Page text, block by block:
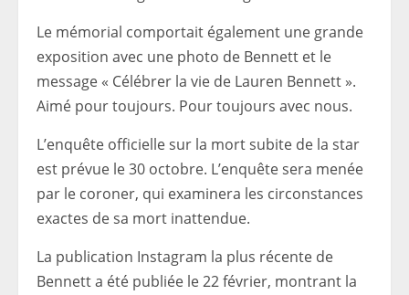
Le mémorial comportait également une grande
exposition avec une photo de Bennett et le
message « Célébrer la vie de Lauren Bennett ».
Aimé pour toujours. Pour toujours avec nous.
L’enquête officielle sur la mort subite de la star
est prévue le 30 octobre. L’enquête sera menée
par le coroner, qui examinera les circonstances
exactes de sa mort inattendue.
La publication Instagram la plus récente de
Bennett a été publiée le 22 février, montrant la